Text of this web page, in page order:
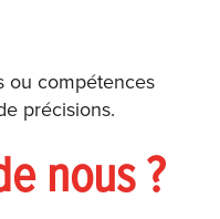
ou compétences
précisions.
nous ?